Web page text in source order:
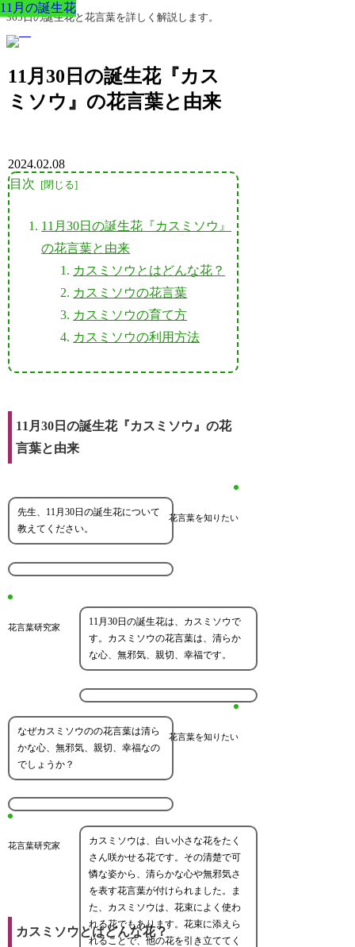
365日の誕生花と花言葉を詳しく解説します。
11月30日の誕生花『カス
ミソウ』の花言葉と由来
11月の誕生花
2024.02.08
目次
11月30日の誕生花『カスミソウ』
の花言葉と由来
カスミソウとはどんな花？
カスミソウの花言葉
カスミソウの育て方
カスミソウの利用方法
11月30日の誕生花『カスミソウ』の花
言葉と由来
花言葉を知りたい
先生、11月30日の誕生花について
教えてください。
花言葉研究家
11月30日の誕生花は、カスミソウで
す。カスミソウの花言葉は、清らか
な心、無邪気、親切、幸福です。
花言葉を知りたい
なぜカスミソウのの花言葉は清ら
かな心、無邪気、親切、幸福なの
でしょうか？
花言葉研究家
カスミソウは、白い小さな花をたく
さん咲かせる花です。その清楚で可
憐な姿から、清らかな心や無邪気さ
を表す花言葉が付けられました。ま
た、カスミソウは、花束によく使わ
れる花でもあります。花束に添えら
れることで、他の花を引き立ててく
カスミソウとはどんな花？
11月の誕生花
11月の誕生花
11月の誕生花
11月の誕生花
11月の誕生花
11月の誕生花